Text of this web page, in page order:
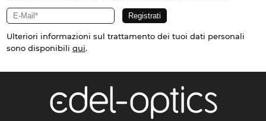
Ulteriori informazioni sul trattamento dei tuoi dati personali
sono disponibili qui.